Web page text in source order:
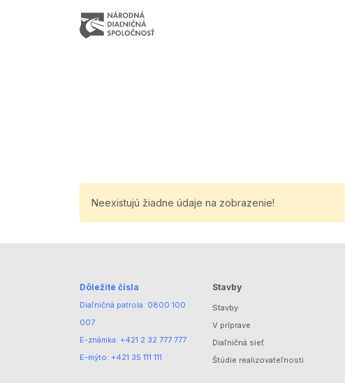
Neexistujú žiadne údaje na zobrazenie!
Dôležité čísla
Diaľničná patrola: 0800 100
007
E-známka: +421 2 32 777 777
E-mýto: +421 35 111 111
Stavby
Stavby
V príprave
Diaľničná sieť
Štúdie realizovateľnosti